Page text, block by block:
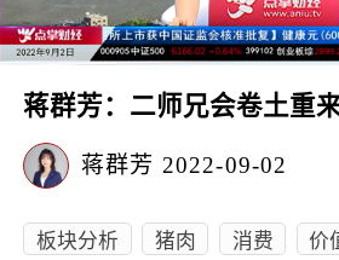
蒋群芳：二师兄会卷土重来
蒋群芳 2022-09-02
板块分析 猪肉 消费 价